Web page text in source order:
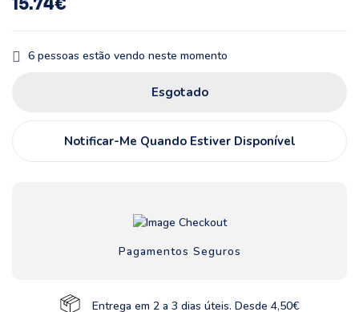
15.74€
6 pessoas estão vendo neste momento
Esgotado
Notificar-Me Quando Estiver Disponível
Pagamentos Seguros
Entrega em 2 a 3 dias úteis. Desde 4,50€